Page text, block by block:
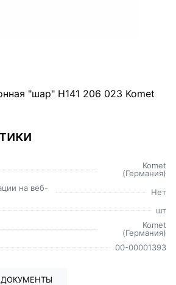
"шар" H141 206 023 Komet
Komet
(Германия)
на веб-
Нет
шт
Komet
(Германия)
00-00001393
ДОКУМЕНТЫ